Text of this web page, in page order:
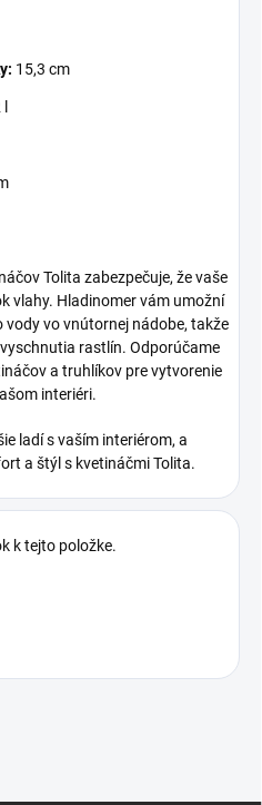
15,3 cm
Tolita zabezpečuje, že vaše
vlahy. Hladinomer vám umožní
vo vnútornej nádobe, takže
rastlín. Odporúčame
a truhlíkov pre vytvorenie
interiéri.
ladí s vaším interiérom, a
a štýl s kvetináčmi Tolita.
k tejto položke.